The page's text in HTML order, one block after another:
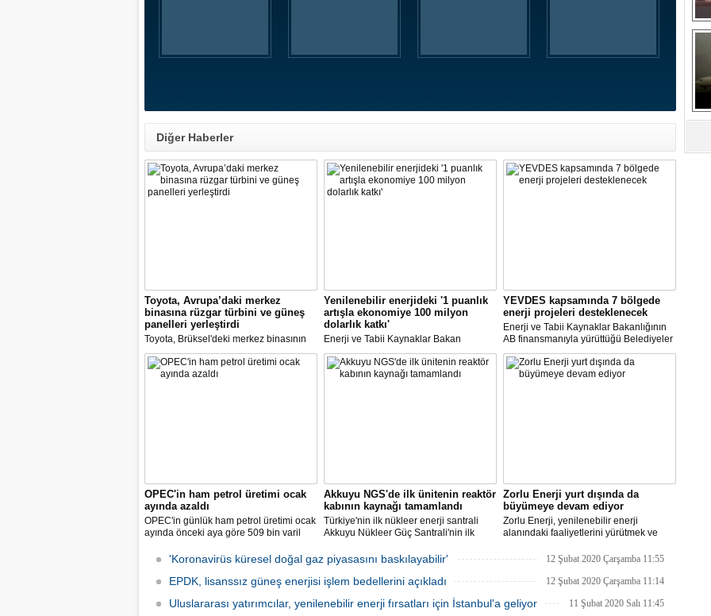
Diğer Haberler
Toyota, Avrupa’daki merkez
binasına rüzgar türbini ve güneş
panelleri yerleştirdi
Toyota, Brüksel'deki merkez binasının
önüne son teknolojileri kullanarak bir
rüzgar türbini yerleştirdi
Yenilenebilir enerjideki '1 puanlık
artışla ekonomiye 100 milyon
dolarlık katkı'
Enerji ve Tabii Kaynaklar Bakan
Yardımcısı Alparslan Bayraktar,
Türkiye'nin yenilenebilir enerji
kapasitesinde ciddi bir artış yaşandığına
YEVDES kapsamında 7 bölgede
enerji projeleri desteklenecek
Enerji ve Tabii Kaynaklar Bakanlığının
AB finansmanıyla yürüttüğü Belediyeler
ve Üniversiteler İçin Yenilenebilir Enerji
ve Enerji Verimliliği Teknik Destek
Projesi'ne yapılan başvurular
OPEC'in ham petrol üretimi ocak
ayında azaldı
OPEC'in günlük ham petrol üretimi ocak
ayında önceki aya göre 509 bin varil
geriledi.
Akkuyu NGS'de ilk ünitenin reaktör
kabının kaynağı tamamlandı
Türkiye'nin ilk nükleer enerji santrali
Akkuyu Nükleer Güç Santrali'nin ilk
kabının kaynak işleminin tamamlandığı
bildirildi.
Zorlu Enerji yurt dışında da
büyümeye devam ediyor
Zorlu Enerji, yenilenebilir enerji
alanındaki faaliyetlerini yürütmek ve
şube açılışını gerçekleştirecek.
'Koronavirüs küresel doğal gaz piyasasını baskılayabilir' 12 Şubat 2020 Çarşamba 11:55
EPDK, lisanssız güneş enerjisi işlem bedellerini açıkladı 12 Şubat 2020 Çarşamba 11:14
Uluslararası yatırımcılar, yenilenebilir enerji fırsatları için İstanbul'a geliyor 11 Şubat 2020 Salı 11:45